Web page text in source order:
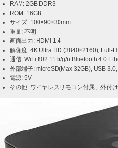
RAM: 2GB DDR3
ROM: 16GB
サイズ: 100×90×30mm
重量: 不明
画面出力: HDMI 1.4
解像度: 4K Ultra HD (3840×2160), Full-
通信: WiFi 802.11 b/g/n Bluetooth 4.0
外部端子: microSD(Max 32GB), USB 3.0,
電源: 5V
その他: ワイヤレスリモコン付属、外付